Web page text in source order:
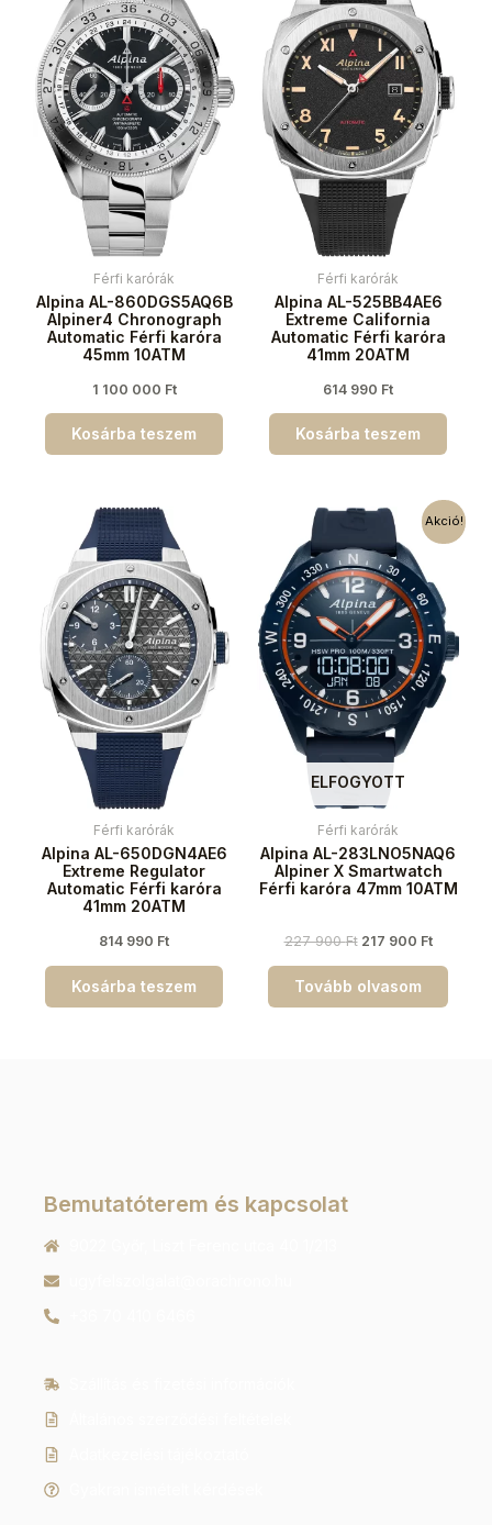
Férfi karórák
Alpina AL-860DGS5AQ6B
Alpiner4 Chronograph
Automatic Férfi karóra
45mm 10ATM
1 100 000 Ft
Kosárba teszem
Férfi karórák
Alpina AL-525BB4AE6
Extreme California
Automatic Férfi karóra
41mm 20ATM
614 990 Ft
Kosárba teszem
Férfi karórák
Alpina AL-650DGN4AE6
Extreme Regulator
Automatic Férfi karóra
41mm 20ATM
814 990 Ft
Kosárba teszem
Akció!
ELFOGYOTT
Férfi karórák
Alpina AL-283LNO5NAQ6
Alpiner X Smartwatch
Férfi karóra 47mm 10ATM
227 900Ft 217 900 Ft
Tovább olvasom
Bemutatóterem és kapcsolat